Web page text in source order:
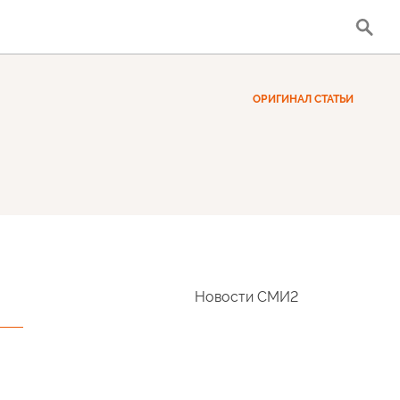
ОРИГИНАЛ СТАТЬИ
Новости СМИ2